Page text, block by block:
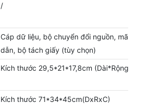
/
Cáp dữ liệu, bộ chuyển đổi nguồn, mã
dẫn, bộ tách giấy (tùy chọn)
Kích thước 29,5*21*17,8cm
Kích thước 71*34*45cm(DxRxC)